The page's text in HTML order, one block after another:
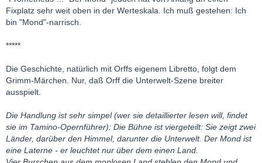
Fixplatz sehr weit oben in der Werteskala. Ich muß gestehen: Ich
bin "Mond"-narrisch.
*****
Die Geschichte, natürlich mit Orffs eigenem Libretto, folgt dem
Grimm-Märchen. Nur, daß Orff die Unterwelt-Szene breiter
ausspielt.
Die Handlung ist sehr simpel (wer sie detaillierter lesen will, findet
sie im Tamino-Opernführer): Die Bühne ist viergeteilt: Sie zeigt zwei
Länder, darüber den Himmel, darunter die Unterwelt. Der Mond ist
eine Laterne - er leuchtet nur über dem einen Land.